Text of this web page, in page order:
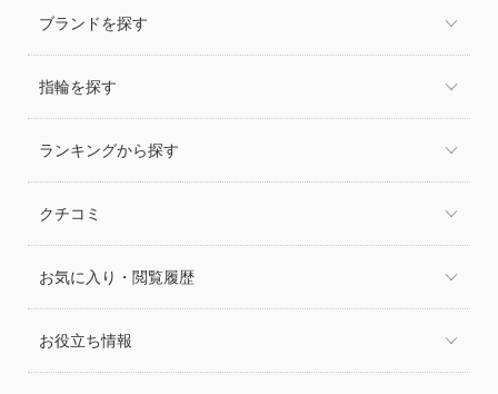
ブランドを探す
指輪を探す
ランキングから探す
クチコミ
お気に入り・閲覧履歴
お役立ち情報